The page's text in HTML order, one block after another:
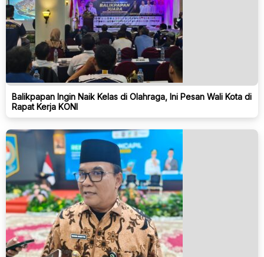
Balikpapan Ingin Naik Kelas di Olahraga, Ini Pesan Wali Kota di
Rapat Kerja KONI